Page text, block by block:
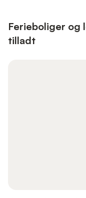
Ferieboliger og
tilladt